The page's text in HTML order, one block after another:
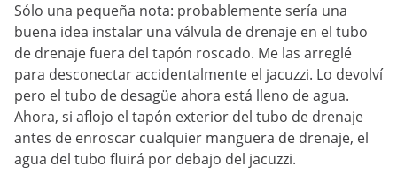
Sólo una pequeña nota: probablemente sería una
buena idea instalar una válvula de drenaje en el tubo
de drenaje fuera del tapón roscado. Me las arreglé
para desconectar accidentalmente el jacuzzi. Lo devolví
pero el tubo de desagüe ahora está lleno de agua.
Ahora, si aflojo el tapón exterior del tubo de drenaje
antes de enroscar cualquier manguera de drenaje, el
agua del tubo fluirá por debajo del jacuzzi.